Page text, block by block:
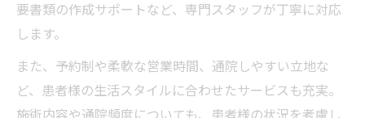
要書類の作成サポートなど、専門スタッフが丁寧に対応
します。
また、予約制や柔軟な営業時間、通院しやすい立地な
ど、患者様の生活スタイルに合わせたサービスも充実。
施術内容や通院頻度についても、患者様の状況を考慮し